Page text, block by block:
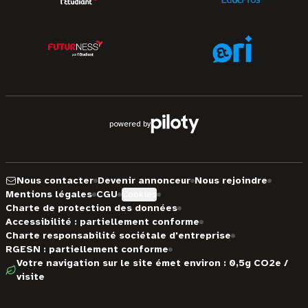
powered by
Nous contacter Devenir annonceur Nous rejoindre
Mentions légales CGU
Charte de protection des données
Accessibilité : partiellement conforme
Charte responsabilité sociétale d'entreprise
RGESN : partiellement conforme
Votre navigation sur le site émet environ : 0,5g CO2e /
visite